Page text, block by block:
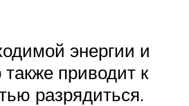
энергии и
приводит к
разрядиться.